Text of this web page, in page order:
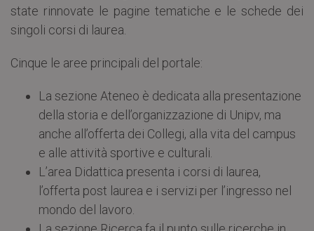
state rinnovate le pagine tematiche e le schede dei
singoli corsi di laurea.
Cinque le aree principali del portale:
La sezione Ateneo è dedicata alla presentazione
della storia e dell’organizzazione di Unipv, ma
anche all’offerta dei Collegi, alla vita del campus
e alle attività sportive e culturali.
L’area Didattica presenta i corsi di laurea,
l’offerta post laurea e i servizi per l’ingresso nel
mondo del lavoro.